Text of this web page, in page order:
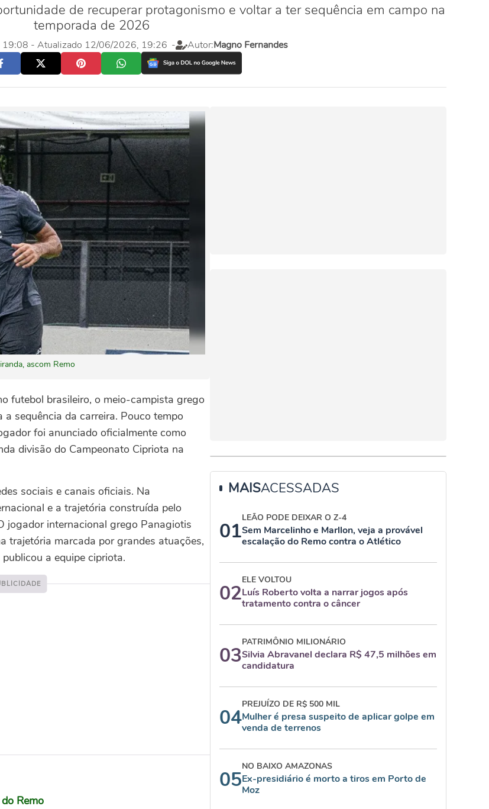
de recuperar protagonismo e voltar a ter sequência em campo na
temporada de 2026
19:08 - Atualizado 12/06/2026, 19:26 - Autor:Magno Fernandes
ascom Remo
futebol brasileiro, o meio-campista grego
sequência da carreira. Pouco tempo
foi anunciado oficialmente como
divisão do Campeonato Cipriota na
sociais e canais oficiais. Na
e a trajetória construída pelo
jogador internacional grego Panagiotis
trajetória marcada por grandes atuações,
a equipe cipriota.
Remo
MAISACESSADAS
01
LEÃO PODE DEIXAR O Z-4
Sem Marcelinho e Marllon, veja a provável
escalação do Remo contra o Atlético
02
ELE VOLTOU
Luís Roberto volta a narrar jogos após
tratamento contra o câncer
03
PATRIMÔNIO MILIONÁRIO
Silvia Abravanel declara R$ 47,5 milhões em
candidatura
04
PREJUÍZO DE R$ 500 MIL
Mulher é presa suspeito de aplicar golpe em
venda de terrenos
05
NO BAIXO AMAZONAS
Ex-presidiário é morto a tiros em Porto de
Moz